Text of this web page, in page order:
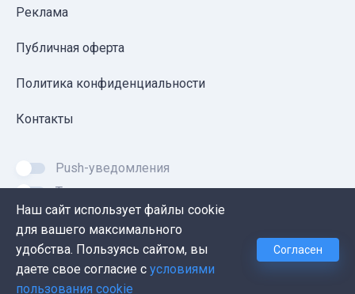
Реклама
Публичная оферта
Политика конфиденциальности
Контакты
Push-уведомления
Темная тема
© 2026, Proglib. При копировании материала ссылка
на источник обязательна.
Наш сайт использует файлы cookie
для вашего максимального
удобства. Пользуясь сайтом, вы
даете свое согласие с условиями
пользования cookie
Согласен